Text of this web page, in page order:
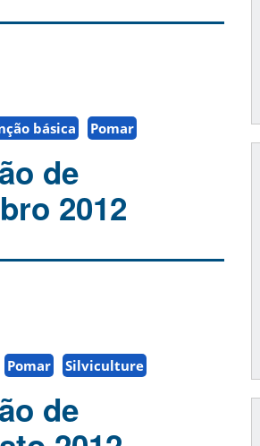
básica Pomar
de
2012
Pomar Silviculture
de